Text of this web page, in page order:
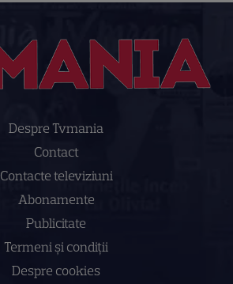
Despre Tvmania
Contact
Contacte televiziuni
Abonamente
Publicitate
Termeni și condiții
Despre cookies